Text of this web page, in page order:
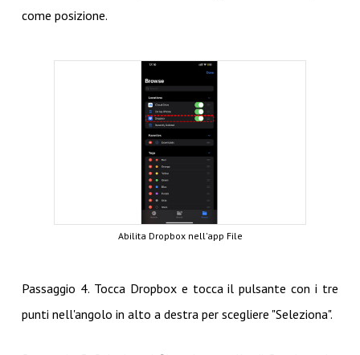
come posizione.
Abilita Dropbox nell'app File
Passaggio 4. Tocca Dropbox e tocca il pulsante con i tre
punti nell'angolo in alto a destra per scegliere "Seleziona".